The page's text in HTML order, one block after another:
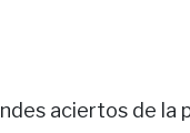
aciertos de la